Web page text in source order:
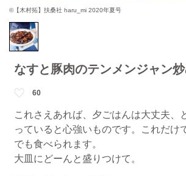
©【木村拓】扶桑社 haru_mi 2020年夏号
なすと豚肉のテンメンジャン
60
これさえあれば、夕ごはんは大丈夫、
っていると心強いものです。これだけ
でも食べられます。
大皿にどーんと盛りつけて。